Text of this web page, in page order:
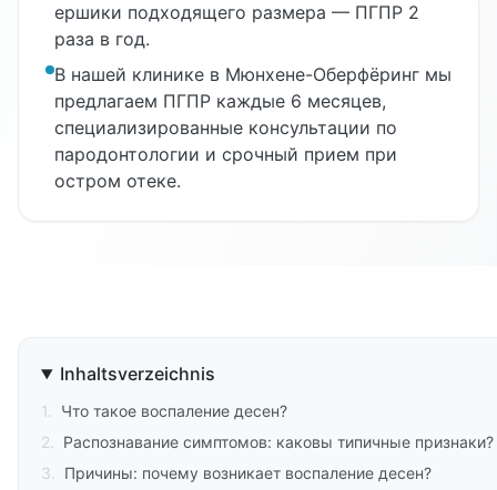
ершики подходящего размера — ПГПР 2
раза в год.
В нашей клинике в Мюнхене-Оберфёринг мы
предлагаем ПГПР каждые 6 месяцев,
специализированные консультации по
пародонтологии и срочный прием при
остром отеке.
Inhaltsverzeichnis
1
Что такое воспаление десен?
2
Распознавание симптомов: каковы типичные признаки?
3
Причины: почему возникает воспаление десен?